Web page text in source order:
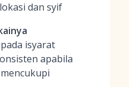
dan syif
isyarat
apabila